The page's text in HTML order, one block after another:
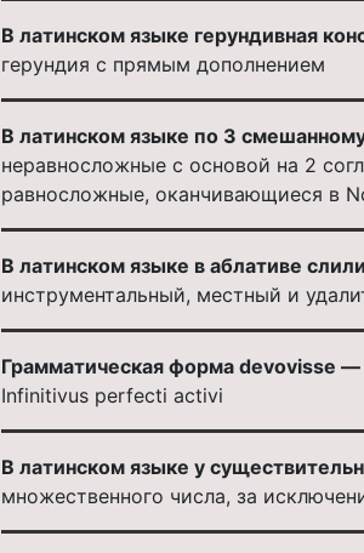
В латинском языке герундивная
герундия с прямым дополнением
В латинском языке по 3
неравносложные с основой на 2
равносложные, оканчивающиеся в
В латинском языке в аблативе
инструментальный, местный и
Грамматическая форма devovisse —
Infinitivus perfecti activi
В латинском языке у
множественного числа, за